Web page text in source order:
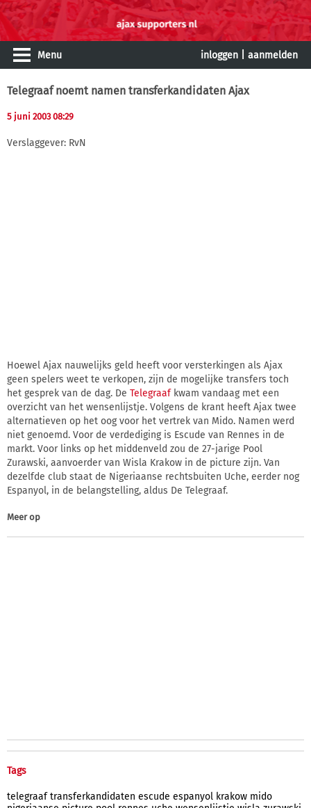
Menu inloggen aanmelden
Telegraaf noemt namen transferkandidaten Ajax
5 juni 2003 08:29
Verslaggever: RvN
Hoewel Ajax nauwelijks geld heeft voor versterkingen als Ajax
geen spelers weet te verkopen, zijn de mogelijke transfers toch
het gesprek van de dag. De Telegraafkwam vandaag met een
overzicht van het wensenlijstje. Volgens de krant heeft Ajax twee
alternatieven op het oog voor het vertrek van Mido. Namen werd
niet genoemd. Voor de verdediging is Escude van Rennes in de
markt. Voor links op het middenveld zou de 27-jarige Pool
Zurawski, aanvoerder van Wisla Krakow in de picture zijn. Van
dezelfde club staat de Nigeriaanse rechtsbuiten Uche, eerder nog
Espanyol, in de belangstelling, aldus De Telegraaf.
Meer op
Tags
telegraaf transferkandidaten escude espanyol krakow mido